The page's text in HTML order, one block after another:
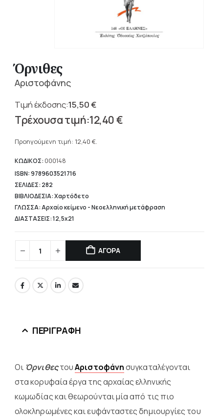
Όρνιθες
Αριστοφάνης
15,50€
Original
price
15,50 €.
12,40€
τρέχουσα
είναι:
12,40 €.
Προηγούμενη τιμή: 12,40 €.
ΚΩΔΙΚΟΣ: 000148
ISBN: 9789603521716
ΣΕΛΙΔΕΣ: 282
ΒΙΒΛΙΟΔΕΣΙΑ: Χαρτόδετο
ΓΛΩΣΣΑ: Αρχαίο κείμενο - Νεοελληνική μετάφραση
ΔΙΑΣΤΑΣΕΙΣ: 12,5x21
ΑΓΟΡΑ
ΠΕΡΙΓΡΑΦΉ
Οι ΌρνιθεςτουΑριστοφάνησυγκαταλέγονται
στα κορυφαία έργα της αρχαίας ελληνικής
κωμωδίας και θεωρούνται μία από τις πιο
ολοκληρωμένες και ευφάνταστες δημιουργίες του